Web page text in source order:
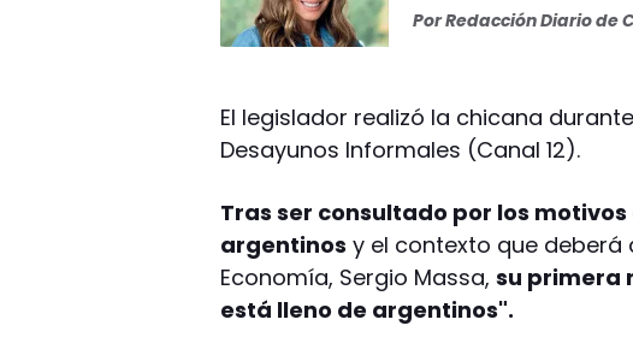
PorRedacción Diario de
El legislador realizó la chicana
Desayunos Informales (Canal 12).
Tras ser consultado por los
argentinos y el contexto que
Economía, Sergio Massa,su primera
está lleno de argentinos".